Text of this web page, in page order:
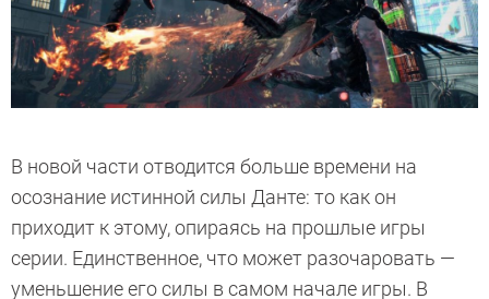
В новой части отводится больше времени на
осознание истинной силы Данте: то как он
приходит к этому, опираясь на прошлые игры
серии. Единственное, что может разочаровать —
уменьшение его силы в самом начале игры. В